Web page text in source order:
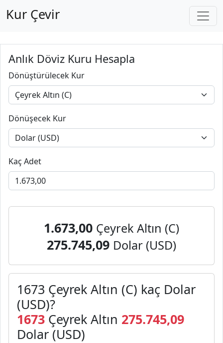
Kur Çevir
Anlık Döviz Kuru Hesapla
Dönüştürülecek Kur
Dönüşecek Kur
Kaç Adet
1.673,00 Çeyrek Altın (C)
275.745,09 Dolar (USD)
1673 Çeyrek Altın (C) kaç Dolar
(USD)?
1673 Çeyrek Altın 275.745,09
Dolar (USD)